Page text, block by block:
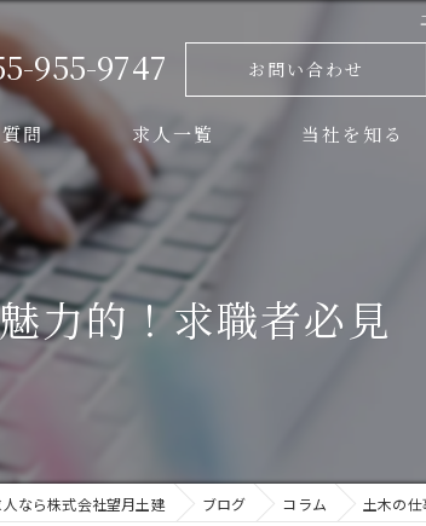
955-9747 お問い合わせ
問 求人一覧 当社を知る
正社員
力的！求職者必見
なら株式会社望月土建 ブログ コラム 土木の